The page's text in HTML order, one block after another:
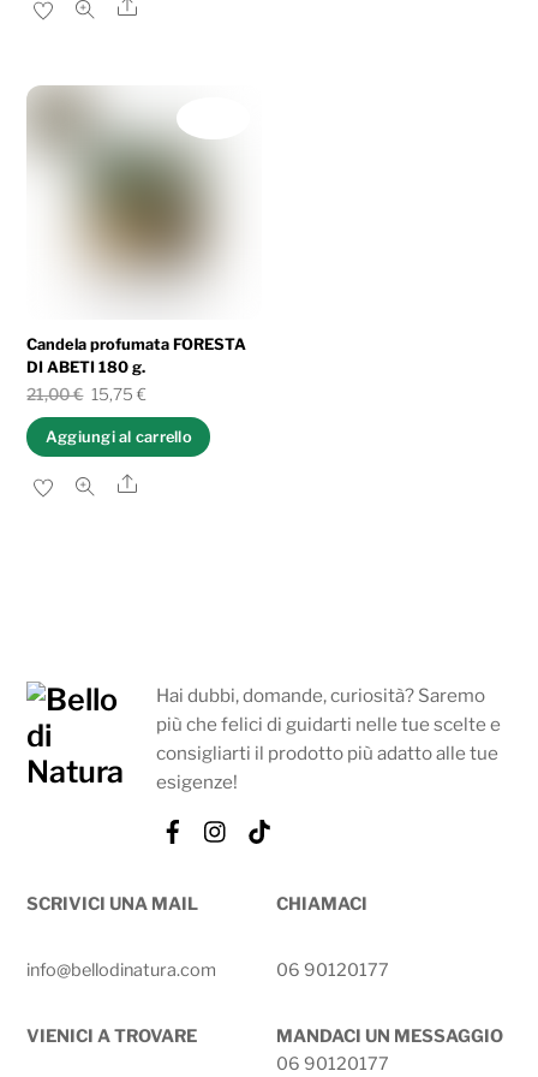
era:
Share
Candela profumata FORESTA
DI ABETI 180 g.
21,00€ Il
originale
era:
15,75€
attuale
Aggiungi al carrello
Share
Hai dubbi, domande, curiosità? Saremo
più che felici di guidarti nelle tue scelte e
consigliarti il prodotto più adatto alle tue
esigenze!
FacebookInstagram
SCRIVICI UNA MAIL
info@bellodinatura.com
CHIAMACI
06 90120177
VIENICI A TROVARE
MANDACI UN MESSAGGIO
06 90120177